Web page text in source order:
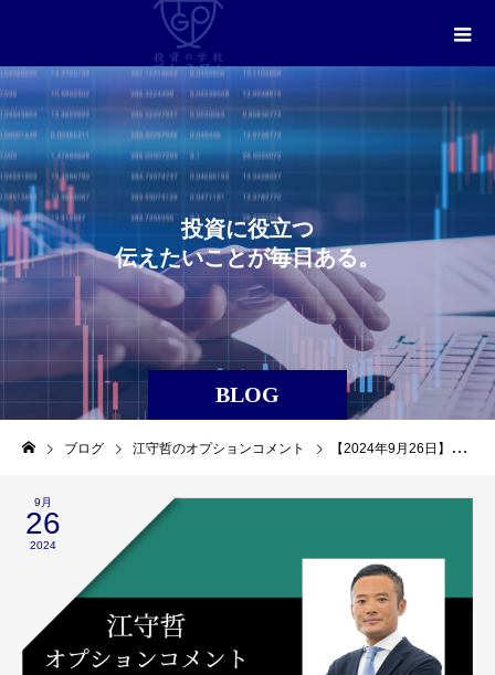
BLOG
投資に役立つ
伝え たいことが毎日ある。
ブログ 江守哲のオプションコメント 【2024年9月26日】江守哲のオプションコメント
9月
26
2024